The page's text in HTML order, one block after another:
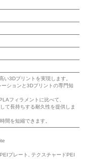
3Dプリントを実現します。
ションと3Dプリントの専門知
フィラメントに比べて、
て長持ちする耐久性を提供しま
間を短縮できます。
プレート, テクスチャードPEI